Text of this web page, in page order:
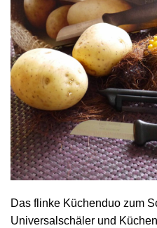
Das flinke Küchenduo zum
Universalschäler und